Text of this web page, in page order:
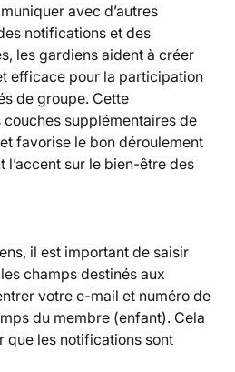
avec d’autres
notifications et des
les gardiens aident à créer
efficace pour la participation
de groupe. Cette
supplémentaires de
favorise le bon déroulement
l’accent sur le bien-être des
il est important de saisir
champs destinés aux
votre e-mail et numéro de
du membre (enfant). Cela
que les notifications sont